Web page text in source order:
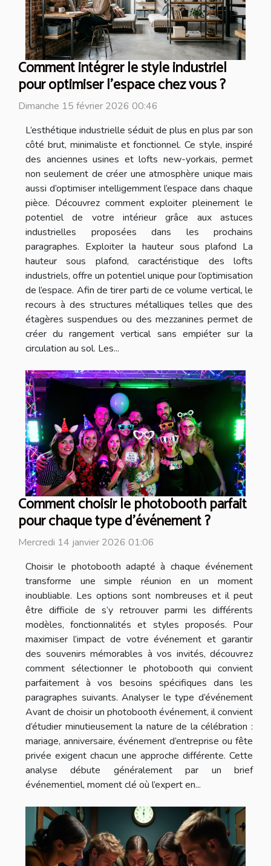
Comment intégrer le style industriel
pour optimiser l'espace chez vous ?
Dimanche 15 février 2026 00:46
L’esthétique industrielle séduit de plus en plus par son
côté brut, minimaliste et fonctionnel. Ce style, inspiré
des anciennes usines et lofts new-yorkais, permet
non seulement de créer une atmosphère unique mais
aussi d’optimiser intelligemment l’espace dans chaque
pièce. Découvrez comment exploiter pleinement le
potentiel de votre intérieur grâce aux astuces
industrielles proposées dans les prochains
paragraphes. Exploiter la hauteur sous plafond La
hauteur sous plafond, caractéristique des lofts
industriels, offre un potentiel unique pour l’optimisation
de l’espace. Afin de tirer parti de ce volume vertical, le
recours à des structures métalliques telles que des
étagères suspendues ou des mezzanines permet de
créer du rangement vertical sans empiéter sur la
circulation au sol. Les...
Comment choisir le photobooth parfait
pour chaque type d'événement ?
Mercredi 14 janvier 2026 01:06
Choisir le photobooth adapté à chaque événement
transforme une simple réunion en un moment
inoubliable. Les options sont nombreuses et il peut
être difficile de s’y retrouver parmi les différents
modèles, fonctionnalités et styles proposés. Pour
maximiser l’impact de votre événement et garantir
des souvenirs mémorables à vos invités, découvrez
comment sélectionner le photobooth qui convient
parfaitement à vos besoins spécifiques dans les
paragraphes suivants. Analyser le type d’événement
Avant de choisir un photobooth événement, il convient
d’étudier minutieusement la nature de la célébration :
mariage, anniversaire, événement d’entreprise ou fête
privée exigent chacun une approche différente. Cette
analyse débute généralement par un brief
événementiel, moment clé où l’expert en...